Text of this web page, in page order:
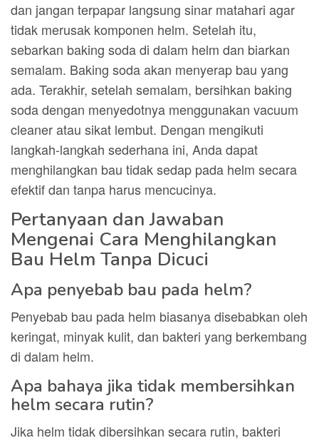
dan jangan terpapar langsung sinar matahari agar
tidak merusak komponen helm. Setelah itu,
sebarkan baking soda di dalam helm dan biarkan
semalam. Baking soda akan menyerap bau yang
ada. Terakhir, setelah semalam, bersihkan baking
soda dengan menyedotnya menggunakan vacuum
cleaner atau sikat lembut. Dengan mengikuti
langkah-langkah sederhana ini, Anda dapat
menghilangkan bau tidak sedap pada helm secara
efektif dan tanpa harus mencucinya.
Pertanyaan dan Jawaban
Mengenai Cara Menghilangkan
Bau Helm Tanpa Dicuci
Apa penyebab bau pada helm?
Penyebab bau pada helm biasanya disebabkan oleh
keringat, minyak kulit, dan bakteri yang berkembang
di dalam helm.
Apa bahaya jika tidak membersihkan
helm secara rutin?
Jika helm tidak dibersihkan secara rutin, bakteri